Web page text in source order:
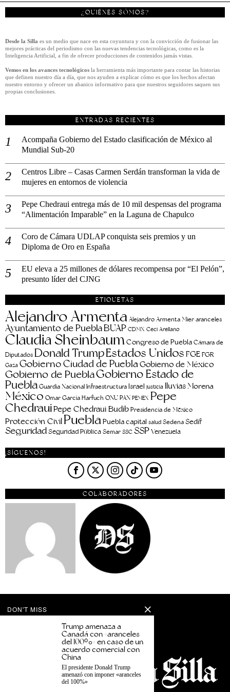
¿QUIÉNES SÓMOS?
Desde la Silla es un medio que nace en esta coyuntura y con la convicción de fusionar las
mejores prácticas del periodismo con las nuevas tendencias tecnológicas, como es la
Inteligencia Artificial, a fin de ofrecer producciones de contenidos jamás vistas.
Vemos en los avances tecnológicos la herramienta más importante para contar las historias
que definen nuestro día a día, que nos ayuden a explicar cómo es que los hechos afectan
nuestro entorno y ofrecer un abanico informativo para que nuestros seguidores saquen sus
propias conclusiones.
ENTRADAS RECIENTES
Acompaña Gobierno del Estado clasificación de México al
Mundial Sub-20
Centros Libre – Casas Carmen Serdán transforman la vida de
mujeres en entornos de violencia
Pepe Chedraui entrega más de 10 mil despensas del programa
“Alimentación Imparable” en la Laguna de Chapulco
Coro de Cámara UDLAP conquista seis premios y un
Diploma de Oro en España
EU eleva a 25 millones de dólares recompensa por “El Pelón”,
presunto líder del CJNG
ETIQUETAS
Alejandro Armenta Alejandro Armenta Mier aranceles
Ayuntamiento de PueblaBUAP CDMX Ceci Arellano
Claudia SheinbaumCongreso de Puebla Cámara de
Diputados Donald TrumpEstados Unidos FGEFGR
Gaza Gobierno Ciudad de PueblaGobierno de México
Gobierno de PueblaGobierno Estado de
PueblaGuardia Nacional Infraestructura Israel justicia lluviasMorena
México Omar García Harfuch ONU PAN PEMEX Pepe
ChedrauiPepe Chedraui BudibPresidencia de México
Protección Civil PueblaPuebla capital salud Sedena Sedif
SeguridadSeguridad Pública Semar SSC SSPVenezuela
¡SÍGUENOS!
COLABORADORES
DON'T MISS
Trump amenaza a
Canadá con «aranceles
del 100%» en caso de un
acuerdo comercial con
China
El presidente Donald Trump
amenazó con imponer «aranceles
del 100%»